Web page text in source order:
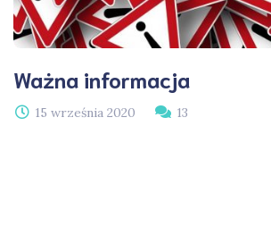
Ważna informacja
15 września 2020 13